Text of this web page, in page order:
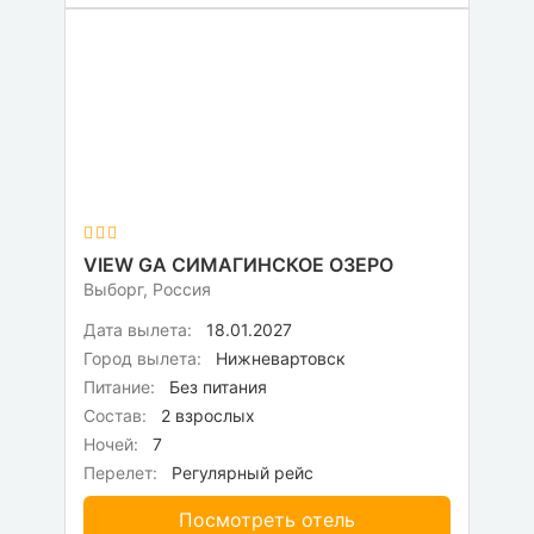
VIEW GA СИМАГИНСКОЕ ОЗЕРО
Выборг, Россия
Дата вылета:
18.01.2027
Город вылета:
Нижневартовск
Питание:
Без питания
Состав:
2 взрослых
Ночей:
7
Перелет:
Регулярный рейс
Посмотреть отель